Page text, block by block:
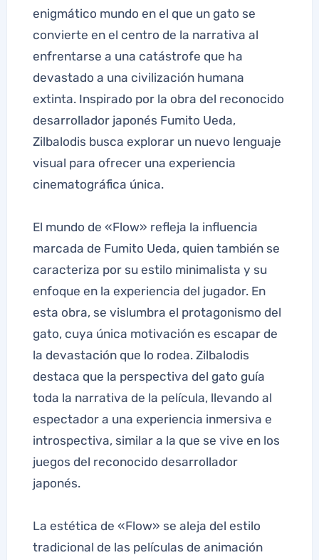
enigmático mundo en el que un gato se
convierte en el centro de la narrativa al
enfrentarse a una catástrofe que ha
devastado a una civilización humana
extinta. Inspirado por la obra del reconocido
desarrollador japonés Fumito Ueda,
Zilbalodis busca explorar un nuevo lenguaje
visual para ofrecer una experiencia
cinematográfica única.
El mundo de «Flow» refleja la influencia
marcada de Fumito Ueda, quien también se
caracteriza por su estilo minimalista y su
enfoque en la experiencia del jugador. En
esta obra, se vislumbra el protagonismo del
gato, cuya única motivación es escapar de
la devastación que lo rodea. Zilbalodis
destaca que la perspectiva del gato guía
toda la narrativa de la película, llevando al
espectador a una experiencia inmersiva e
introspectiva, similar a la que se vive en los
juegos del reconocido desarrollador
japonés.
La estética de «Flow» se aleja del estilo
tradicional de las películas de animación